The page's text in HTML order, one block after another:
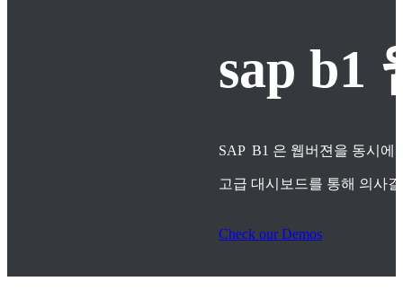
sap b1
SAP B1 은 웹버젼을 동시에
고급 대시보드를 통해 의사
Check our Demos